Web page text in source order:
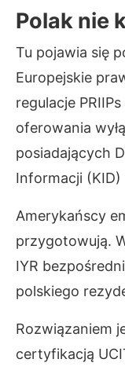
Polak nie
Tu pojawia się
Europejskie
regulacje
oferowania
posiadających
Informacji
Amerykańscy
przygotowują.
IYR
polskiego
Rozwiązaniem
certyfikacją